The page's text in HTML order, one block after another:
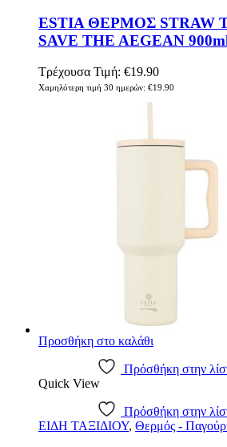
ESTIA ΘΕΡΜΟΣ STRAW
SAVE THE AEGEAN
Τρέχουσα Τιμή: €19.90
Χαμηλότερη τιμή 30 ημερών: €19.90
Προσθήκη στο καλάθι
Πρόσθήκη στην
Quick View
Πρόσθήκη στην
ΕΙΔΗ ΤΑΞΙΔΙΟΥ, Θερμός -